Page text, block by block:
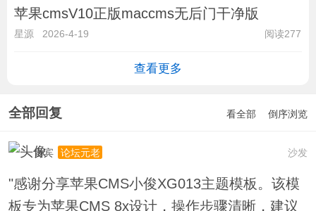
苹果cmsV10正版maccms无后门干净版
星源 2026-4-19 阅读277
查看更多
全部回复 看全部 倒序浏览
沙发
贵宾 论坛元老
"感谢分享苹果CMS小俊XG013主题模板。该模
板专为苹果CMS 8x设计，操作步骤清晰，建议